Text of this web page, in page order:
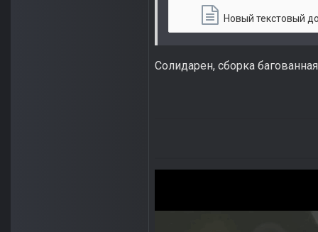
Новый текстовый
Солидарен, сборка